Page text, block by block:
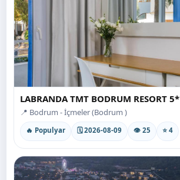
LABRANDA TMT BODRUM RESORT 5*
📍 Bodrum - İçmeler (Bodrum )
🔥 Populyar 🗓 2026-08-09 👁 25 ⭐ 4